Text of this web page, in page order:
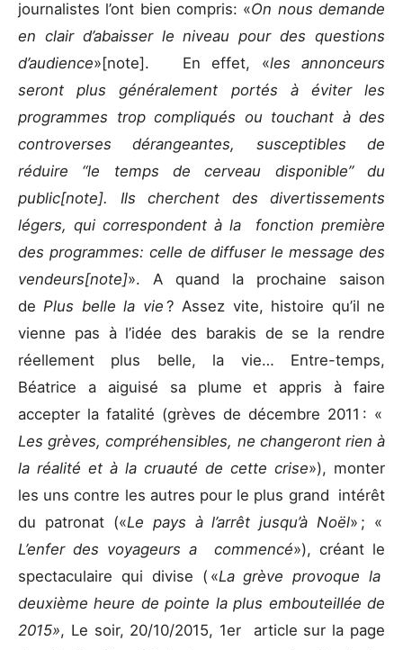
journalistes l’ont bien compris: «On nous demande
en clair d’abaisser le niveau pour des questions
d’audience»[note]. En effet, «les annonceurs
seront plus généralement portés à éviter les
programmes trop compliqués ou touchant à des
controverses dérangeantes, susceptibles de
réduire “le temps de cerveau disponible” du
public[note]. Ils cherchent des divertissements
légers, qui correspondent à la fonction première
des programmes: celle de diffuser le message des
vendeurs[note]». A quand la prochaine saison
dePlus belle la vie ? Assez vite, histoire qu’il ne
vienne pas à l’idée des barakis de se la rendre
réellement plus belle, la vie… Entre-temps,
Béatrice a aiguisé sa plume et appris à faire
accepter la fatalité (grèves de décembre 2011 : «
Les grèves, compréhensibles, ne changeront rien à
la réalité et à la cruauté de cette crise»), monter
les uns contre les autres pour le plus grand intérêt
du patronat («Le pays à l’arrêt jusqu’à Noël» ; «
L’enfer des voyageurs a commencé»), créant le
spectaculaire qui divise ( «La grève provoque la
deuxième heure de pointe la plus embouteillée de
2015», Le soir, 20/10/2015, 1er article sur la page